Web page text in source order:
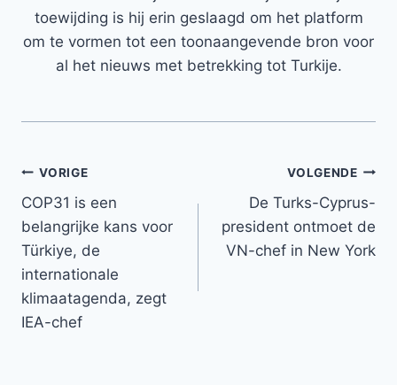
toewijding is hij erin geslaagd om het platform
om te vormen tot een toonaangevende bron voor
al het nieuws met betrekking tot Turkije.
Bericht
navigatie
VORIGE
COP31 is een
belangrijke kans voor
Türkiye, de
internationale
klimaatagenda, zegt
IEA-chef
VOLGENDE
De Turks-Cyprus-
president ontmoet de
VN-chef in New York